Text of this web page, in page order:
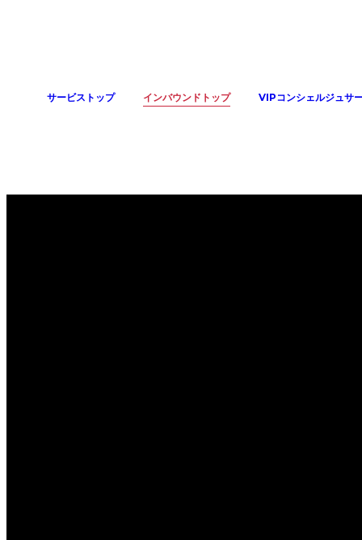
サービストップ インバウンドトップ VIPコンシェルジュサ